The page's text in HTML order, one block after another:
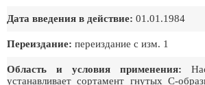
Дата введения в действие: 01.01.1984
Переиздание: переиздание с изм. 1
Область и условия применения:
устанавливает сортамент гнутых С-